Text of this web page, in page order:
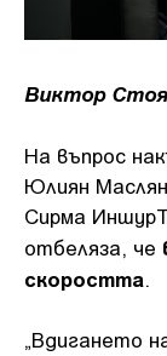
Виктор
На въпрос
Юлиян
Сирма
отбеляза, че
скоростта
„Вдигането